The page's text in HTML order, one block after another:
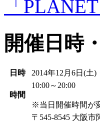
「
開催日時
日時 2014年12月6日(土)
時間
10:00～20:00
※当日開催時間が
〒545-8545 大阪